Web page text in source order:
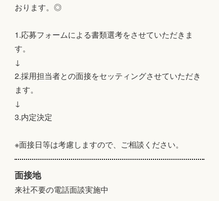
おります。◎
1.応募フォームによる書類選考をさせていただきま
す。
↓
2.採用担当者との面接をセッティングさせていただき
ます。
↓
3.内定決定
※面接日等は考慮しますので、ご相談ください。
面接地
来社不要の電話面談実施中